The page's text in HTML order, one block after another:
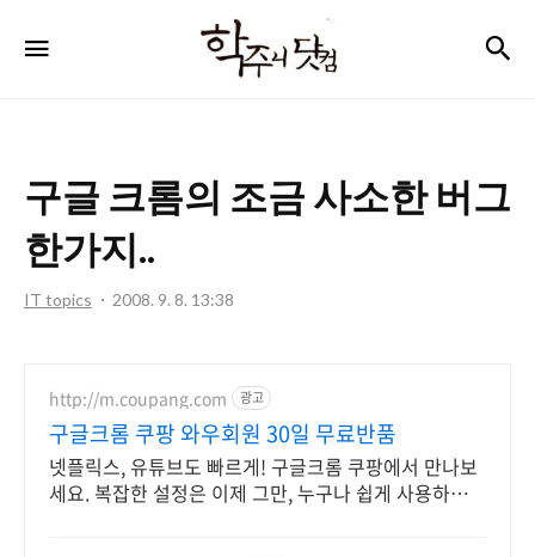
주
컴
구글 크롬의 조금 사소한 버그
한가지..
IT topics 2008. 9. 8. 13:38
http://m.coupang.com 광고
구글크롬 쿠팡 와우회원 30일 무료반품
넷플릭스, 유튜브도 빠르게! 구글크롬 쿠팡에서 만나보
세요. 복잡한 설정은 이제 그만, 누구나 쉽게 사용하는